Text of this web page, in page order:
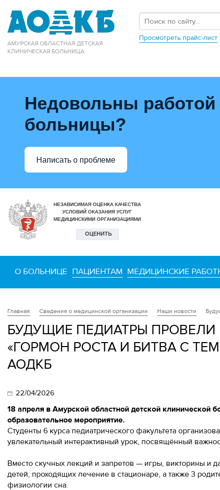
АМУРСКАЯ ОБЛАСТНАЯ ДЕТСКАЯ
КЛИНИЧЕСКАЯ БОЛЬНИЦА
Просмотреть прайс-лист
Недовольны работой
больницы?
Написать о проблеме
О БОЛЬНИЦЕ ПАЦИЕНТАМ МЕДИЦИНСКИЕ
Главная Сведения о медицинской организации Наши новости
БУДУЩИЕ ПЕДИАТРЫ
«ГОРМОН РОСТА И БИТВА С
АОДКБ
22/04/2026
18 апреля в Амурской областной детской
образовательное мероприятие.
Студенты 6 курса педиатрического факультета
увлекательный интерактивный урок, посвящённый
Вместо скучных лекций и запретов — игры, викторины и
детей, проходящих лечение в стационаре, а также 3
физиологии сна.